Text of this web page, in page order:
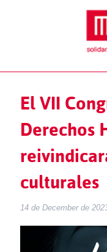
El VII
Derechos
culturales
14 de December de